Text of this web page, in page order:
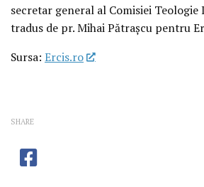
secretar general al Comisiei
tradus de pr. Mihai Pătrașcu pentru
Sursa: Ercis.ro
SHARE